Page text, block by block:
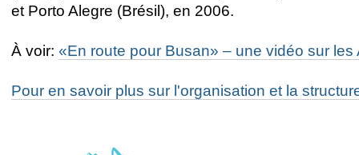
et Porto Alegre (Brésil), en 2006.
À voir:«En route pour Busan» – une vidéo sur
Pour en savoir plus sur l'organisation et la